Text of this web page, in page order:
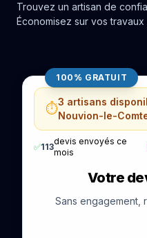
Trouvez un artisan de
Économisez sur vos
100% GRATUIT
⏱️3 artisans
Nouvion-le-
✅113
devis envoyés ce
mois
Votre
Sans engagement,